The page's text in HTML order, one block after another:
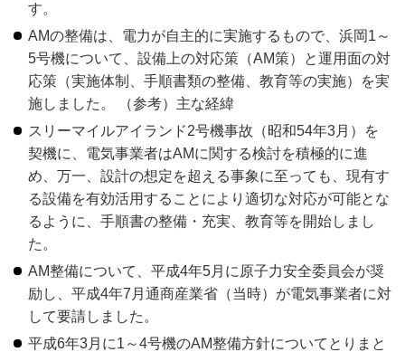
す。
AMの整備は、電力が自主的に実施するもので、浜岡1～
5号機について、設備上の対応策（AM策）と運用面の対
応策（実施体制、手順書類の整備、教育等の実施）を実
施しました。 （参考）主な経緯
スリーマイルアイランド2号機事故（昭和54年3月）を
契機に、電気事業者はAMに関する検討を積極的に進
め、万一、設計の想定を超える事象に至っても、現有す
る設備を有効活用することにより適切な対応が可能とな
るように、手順書の整備・充実、教育等を開始しまし
た。
AM整備について、平成4年5月に原子力安全委員会が奨
励し、平成4年7月通商産業省（当時）が電気事業者に対
して要請しました。
平成6年3月に1～4号機のAM整備方針についてとりまと